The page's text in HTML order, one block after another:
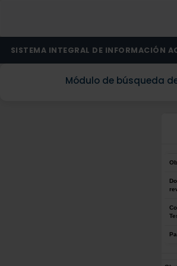
SISTEMA INTEGRAL DE INFORMACIÓN
Módulo de búsqueda